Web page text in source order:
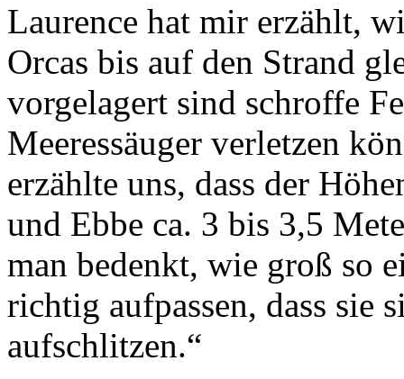
Laurence hat mir erzählt,
Orcas bis auf den Strand
vorgelagert sind schroffe
Meeressäuger verletzen
erzählte uns, dass der
und Ebbe ca. 3 bis 3,5
man bedenkt, wie groß so
richtig aufpassen, dass sie
aufschlitzen.“